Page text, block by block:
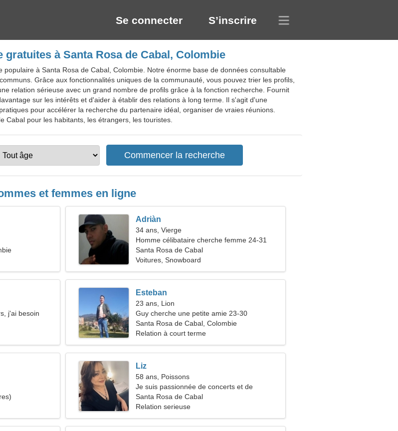
Se connecter S’inscrire
gratuites à Santa Rosa de Cabal, Colombie
à Santa Rosa de Cabal, Colombie. Notre énorme base de données consultable
Grâce aux fonctionnalités uniques de la communauté, vous pouvez trier les profils,
relation sérieuse avec un grand nombre de profils grâce à la fonction recherche. Fournit
sur les intérêts et d'aider à établir des relations à long terme. Il s'agit d'une
pour accélérer la recherche du partenaire idéal, organiser de vraies réunions.
Cabal pour les habitants, les étrangers, les touristes.
et femmes en ligne
Adriàn
34 ans, Vierge
Homme célibataire cherche femme 24-31
Santa Rosa de Cabal
Voitures, Snowboard
j'ai besoin
Esteban
23 ans, Lion
Guy cherche une petite amie 23-30
Santa Rosa de Cabal, Colombie
Relation à court terme
Liz
58 ans, Poissons
Je suis passionnée de concerts et de
shopping
Santa Rosa de Cabal
Relation serieuse